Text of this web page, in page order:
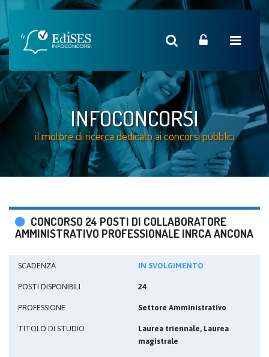
INFOCONCORSI
il motore di ricerca dedicato ai concorsi pubblici
CONCORSO 24 POSTI DI COLLABORATORE
AMMINISTRATIVO PROFESSIONALE INRCA ANCONA
SCADENZA IN SVOLGIMENTO
POSTI DISPONIBILI 24
PROFESSIONE Settore Amministrativo
TITOLO DI STUDIO
Laurea triennale, Laurea
magistrale